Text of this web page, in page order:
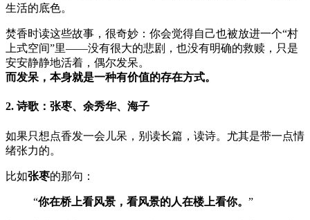
生活的底色。
焚香时读这些故事，很奇妙：你会觉得自己也被放进一个“村
上式空间”里——没有很大的悲剧，也没有明确的救赎，只是
安安静静地活着，偶尔发呆。
而发呆，本身就是一种有价值的存在方式。
2. 诗歌：张枣、余秀华、海子
如果只想点香发一会儿呆，别读长篇，读诗。尤其是带一点情
绪张力的。
比如张枣的那句：
“你在桥上看风景，看风景的人在楼上看你。 ”